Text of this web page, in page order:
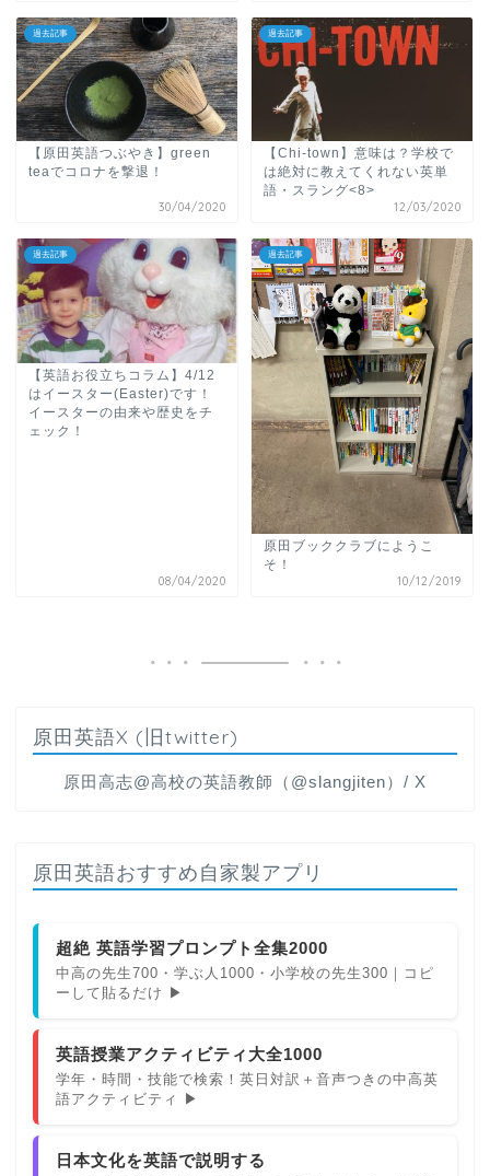
過去記事
【原田英語つぶやき】green
teaでコロナを撃退！
30/04/2020
過去記事
【Chi-town】意味は？学校で
は絶対に教えてくれない英単
語・スラング<8>
12/03/2020
過去記事
【英語お役立ちコラム】4/12
はイースター(Easter)です！
イースターの由来や歴史をチ
ェック！
08/04/2020
過去記事
原田ブッククラブにようこ
そ！
10/12/2019
原田英語X (旧twitter)
原田高志@高校の英語教師（@slangjiten）/ X
原田英語おすすめ自家製アプリ
超絶 英語学習プロンプト全集2000
中高の先生700・学ぶ人1000・小学校の先生300｜コピ
ーして貼るだけ ▶
英語授業アクティビティ大全1000
学年・時間・技能で検索！英日対訳＋音声つきの中高英
語アクティビティ ▶
日本文化を英語で説明する